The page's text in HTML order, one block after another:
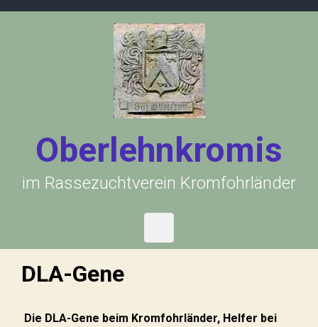
Oberlehnkromis
im Rassezuchtverein Kromfohrländer
DLA-Gene
Die DLA-Gene beim Kromfohrländer, Helfer bei